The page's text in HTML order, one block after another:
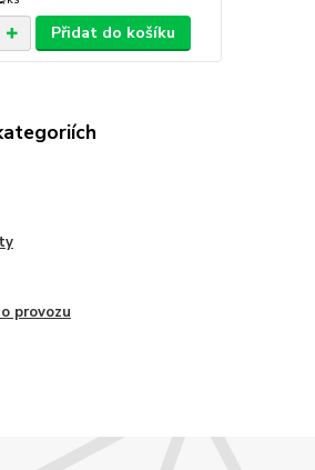
Přidat do košíku
provozu